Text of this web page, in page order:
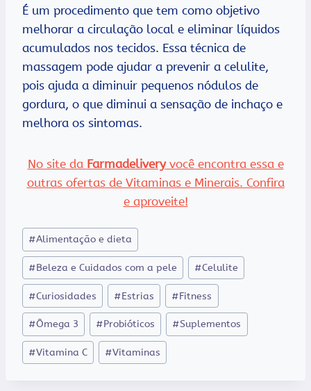
É um procedimento que tem como objetivo
melhorar a circulação local e eliminar líquidos
acumulados nos tecidos. Essa técnica de
massagem pode ajudar a prevenir a celulite,
pois ajuda a diminuir pequenos nódulos de
gordura, o que diminui a sensação de inchaço e
melhora os sintomas.
No site da Farmadeliveryvocê encontra essa e
outras ofertas de Vitaminas e Minerais. Confira
e aproveite!
Tags
do
Post:
#Alimentação e dieta
#Beleza e Cuidados com a pele #Celulite
#Curiosidades #Estrias #Fitness
#Ômega 3 #Probióticos #Suplementos
#Vitamina C #Vitaminas